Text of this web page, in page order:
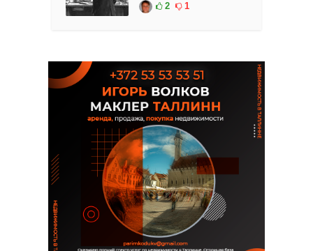
2 1